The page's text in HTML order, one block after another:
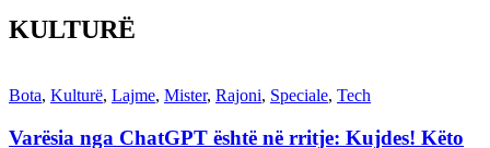
KULTURË
Bota, Kulturë, Lajme, Mister, Rajoni, Speciale, Tech
Varësia nga ChatGPT është në rritje: Kujdes! Këto